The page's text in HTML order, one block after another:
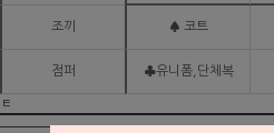
조끼 ♠ 코트
점퍼 ♣유니폼,단체복
ㅌ